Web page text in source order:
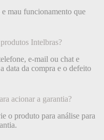
mau funcionamento que
Intelbras?
e-mail ou chat e
data da compra e o defeito
acionar a garantia?
o produto para análise para